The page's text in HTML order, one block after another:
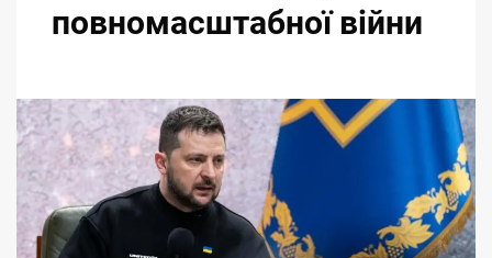
повномасштабної війни